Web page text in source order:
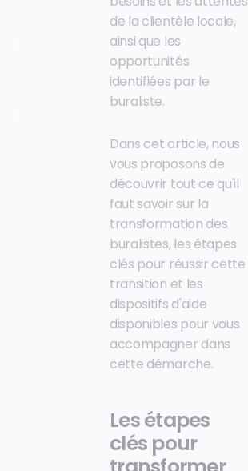
de la clientèle locale,
ainsi que les
opportunités
identifiées par le
buraliste.
Dans cet article, nous
vous proposons de
découvrir tout ce qu'il
faut savoir sur la
transformation des
buralistes, les étapes
clés pour réussir cette
transition et les
dispositifs d'aide
disponibles pour vous
accompagner dans
cette démarche.
Les étapes
clés pour